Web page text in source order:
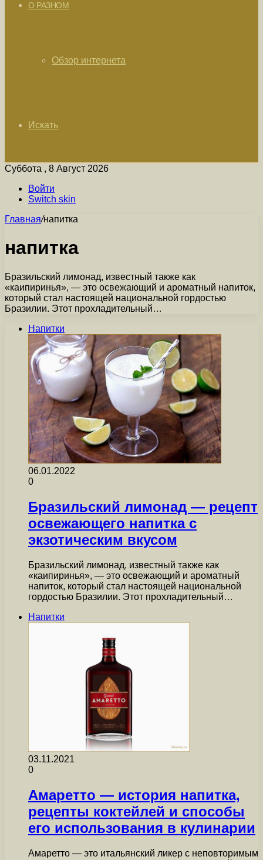
О РАЗНОМ
Обзор интернета
Искать
Суббота , 8 Август 2026
Войти
Switch skin
Главная/напитка
напитка
Бразильский лимонад, известный также как
«каипиринья», — это освежающий и ароматный напиток,
который стал настоящей национальной гордостью
Бразилии. Этот прохладительный…
Напитки
06.01.2022
0
Бразильский лимонад — рецепт
освежающего напитка с
экзотическим вкусом
Бразильский лимонад, известный также как
«каипиринья», — это освежающий и ароматный
напиток, который стал настоящей национальной
гордостью Бразилии. Этот прохладительный…
Напитки
03.11.2021
0
Амаретто — история напитка,
рецепты коктейлей и способы
его использования в кулинарии
Амаретто — это итальянский ликер с неповторимым